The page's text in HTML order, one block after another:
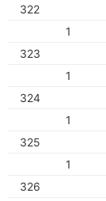
322
1
323
1
324
1
325
1
326